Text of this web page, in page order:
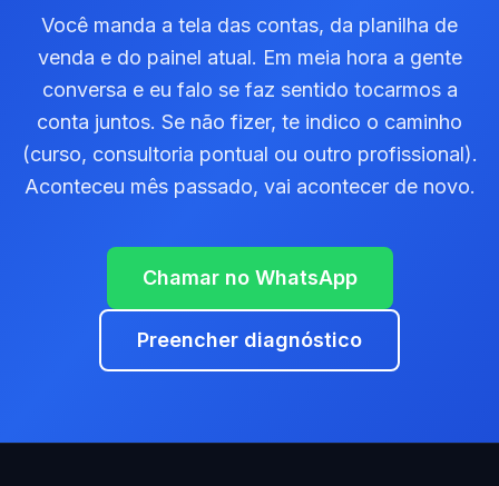
Você manda a tela das contas, da planilha de
venda e do painel atual. Em meia hora a gente
conversa e eu falo se faz sentido tocarmos a
conta juntos. Se não fizer, te indico o caminho
(curso, consultoria pontual ou outro profissional).
Aconteceu mês passado, vai acontecer de novo.
Chamar no WhatsApp
Preencher diagnóstico